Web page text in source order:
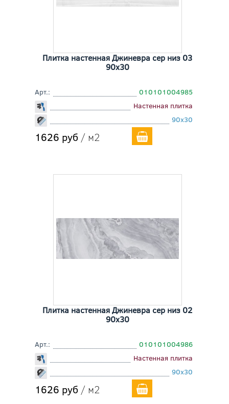
Плитка настенная Джиневра сер низ 03
90x30
Арт.:
010101004985
Настенная плитка
90x30
1626 руб / м2
Плитка настенная Джиневра сер низ 02
90x30
Арт.:
010101004986
Настенная плитка
90x30
1626 руб / м2